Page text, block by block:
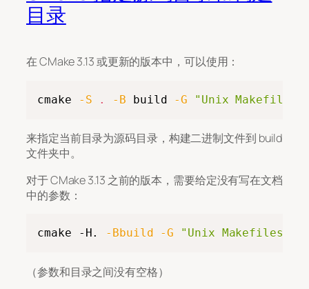
目录
在 CMake 3.13 或更新的版本中，可以使用：
cmake -S . -B build -G "Unix Makefiles"
来指定当前目录为源码目录，构建二进制文件到 build
文件夹中。
对于 CMake 3.13 之前的版本，需要给定没有写在文档
中的参数：
cmake -H. -Bbuild -G "Unix Makefiles"
Copy
（参数和目录之间没有空格）